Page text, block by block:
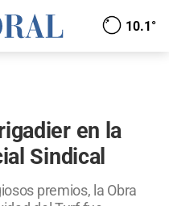
10.1°
en la
Sindical
premios, la Obra